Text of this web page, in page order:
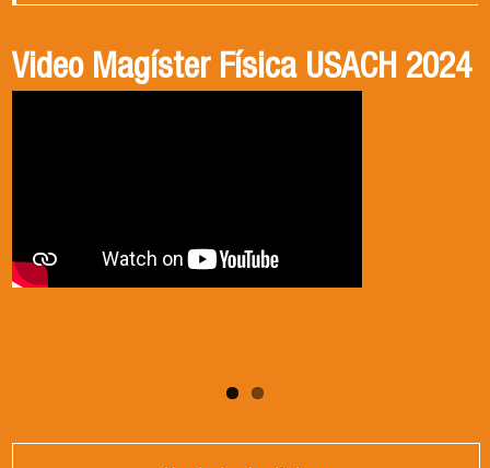
Video Magíster Física USACH 2024
Video Doctorado Física USACH